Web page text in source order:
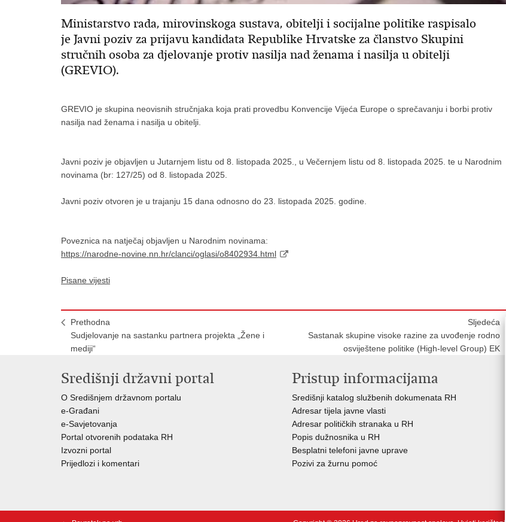
Ministarstvo rada, mirovinskoga sustava, obitelji i socijalne politike raspisalo
je Javni poziv za prijavu kandidata Republike Hrvatske za članstvo Skupini
stručnih osoba za djelovanje protiv nasilja nad ženama i nasilja u obitelji
(GREVIO).
GREVIO je skupina neovisnih stručnjaka koja prati provedbu Konvencije Vijeća Europe o sprečavanju i borbi protiv
nasilja nad ženama i nasilja u obitelji.
Javni poziv je objavljen u Jutarnjem listu od 8. listopada 2025., u Večernjem listu od 8. listopada 2025. te u Narodnim
novinama (br: 127/25) od 8. listopada 2025.
Javni poziv otvoren je u trajanju 15 dana odnosno do 23. listopada 2025. godine.
Poveznica na natječaj objavljen u Narodnim novinama:
https://narodne-novine.nn.hr/clanci/oglasi/o8402934.html
Pisane vijesti
Prethodna
Sudjelovanje na sastanku partnera projekta „Žene i
mediji“
Sljedeća
Sastanak skupine visoke razine za uvođenje rodno
osviještene politike (High-level Group) EK
Središnji državni portal
O Središnjem državnom portalu
e-Građani
e-Savjetovanja
Portal otvorenih podataka RH
Izvozni portal
Prijedlozi i komentari
Pristup informacijama
Središnji katalog službenih dokumenata RH
Adresar tijela javne vlasti
Adresar političkih stranaka u RH
Popis dužnosnika u RH
Besplatni telefoni javne uprave
Pozivi za žurnu pomoć